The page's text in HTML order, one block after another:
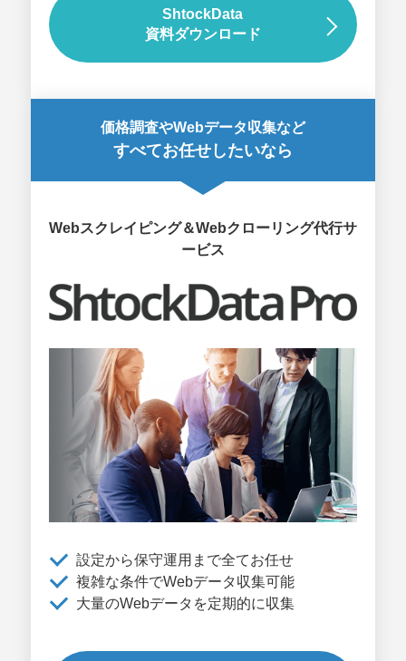
ShtockData
資料ダウンロード
価格調査やWebデータ収集など
すべてお任せしたいなら
Webスクレイピング＆Webクローリング代行サ
ービス
設定から保守運用まで全てお任せ
複雑な条件でWebデータ収集可能
大量のWebデータを定期的に収集